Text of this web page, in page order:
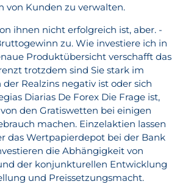
von Kunden zu verwalten.
ihnen nicht erfolgreich ist, aber. -
zu. Wie investiere ich in
Produktübersicht verschafft das
trotzdem sind Sie stark im
der Realzins negativ ist oder sich
Diarias De Forex Die Frage ist,
den Gratiswetten bei einigen
machen. Einzelaktien lassen
das Wertpapierdepot bei der Bank
die Abhängigkeit von
der konjunkturellen Entwicklung
und Preissetzungsmacht.